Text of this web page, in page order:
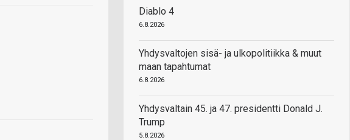
Diablo 4
6.8.2026
Yhdysvaltojen sisä- ja ulkopolitiikka & muut
maan tapahtumat
6.8.2026
Yhdysvaltain 45. ja 47. presidentti Donald J.
Trump
5.8.2026